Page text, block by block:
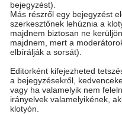
bejegyzést).
Más részről egy bejegyzést
szerkesztőnek lehúznia a
majdnem biztosan ne
majdnem, mert a
elbírálják a sorsát).
Editorként kifejezheted
a bejegyzésekről,
vagy ha valamelyik nem
irányelvek valamelyikének,
klotyón.